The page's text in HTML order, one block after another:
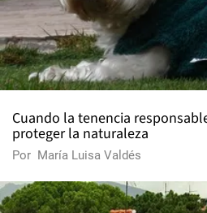
Cuando la tenencia
proteger la naturaleza
Por María Luisa Valdés